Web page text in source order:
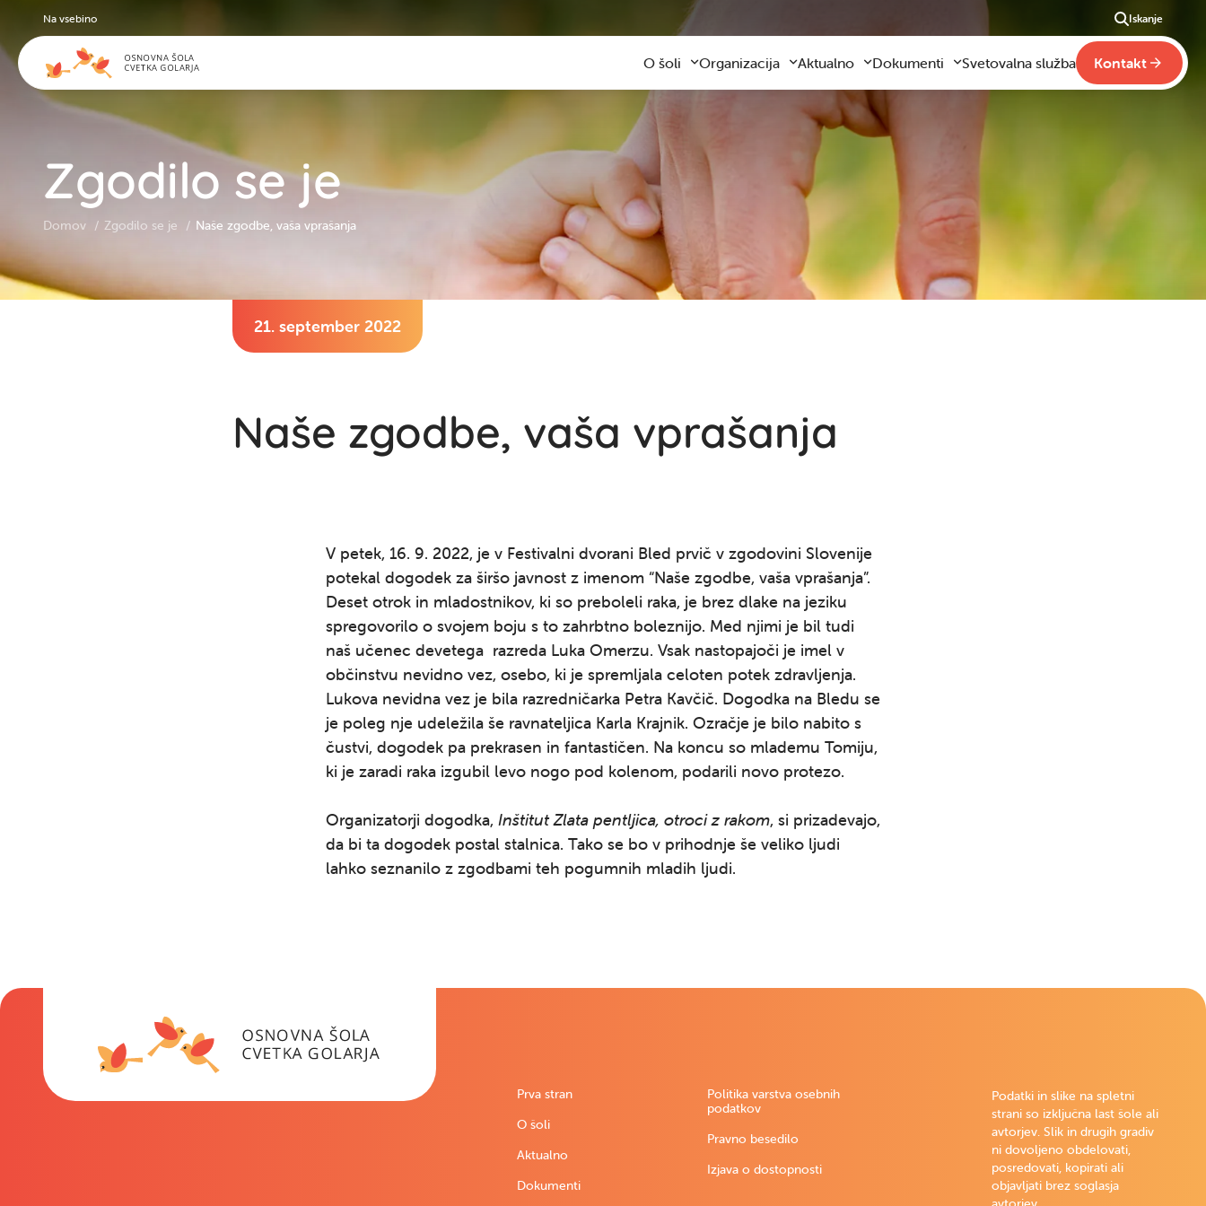
Zgodilo se je
Domov Zgodilo se je Naše zgodbe, vaša vprašanja
21. september 2022
Naše zgodbe, vaša vprašanja
V petek, 16. 9. 2022, je v Festivalni dvorani Bled prvič v zgodovini Slovenije
potekal dogodek za širšo javnost z imenom “Naše zgodbe, vaša vprašanja”.
Deset otrok in mladostnikov, ki so preboleli raka, je brez dlake na jeziku
spregovorilo o svojem boju s to zahrbtno boleznijo. Med njimi je bil tudi
naš učenec devetega razreda Luka Omerzu. Vsak nastopajoči je imel v
občinstvu nevidno vez, osebo, ki je spremljala celoten potek zdravljenja.
Lukova nevidna vez je bila razredničarka Petra Kavčič. Dogodka na Bledu se
je poleg nje udeležila še ravnateljica Karla Krajnik. Ozračje je bilo nabito s
čustvi, dogodek pa prekrasen in fantastičen. Na koncu so mlademu Tomiju,
ki je zaradi raka izgubil levo nogo pod kolenom, podarili novo protezo.
Organizatorji dogodka, Inštitut Zlata pentljica, otroci z rakom, si prizadevajo,
da bi ta dogodek postal stalnica. Tako se bo v prihodnje še veliko ljudi
lahko seznanilo z zgodbami teh pogumnih mladih ljudi.
Prva stran
O šoli
Aktualno
Dokumenti
Politika varstva osebnih
podatkov
Pravno besedilo
Izjava o dostopnosti
Podatki in slike na spletni
strani so izključna last šole ali
avtorjev. Slik in drugih gradiv
ni dovoljeno obdelovati,
posredovati, kopirati ali
objavljati brez soglasja
Na vsebino Iskanje
O šoli
Predstavitev šole
Kontaktni podatki
Zaposleni
Organizacija dela
Varna šolska pot
Knjižnica
Katalog informacij javnega značaja
Koristne informacije
Oddaja prostorov
Zobna ambulanta
Tekmovanja
Organizacija
Sodelovanje s starši
Šolski prevozi
Šolski sklad
Aktualno
Aktualno
Zgodilo se je
Fotogalerija slik
Dokumenti
Obrazci za vloge
Pravilniki šole
Drugi pravilniki
Svetovalna služba Kontakt